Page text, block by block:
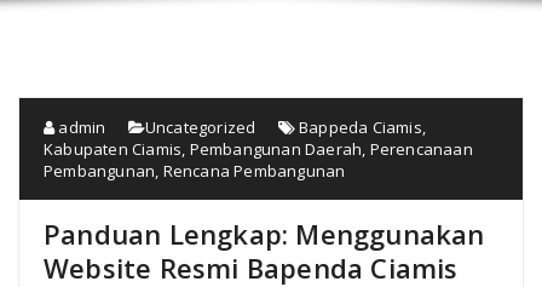
admin Uncategorized Bappeda Ciamis
Kabupaten Ciamis Pembangunan Daerah Perencanaan
Pembangunan Rencana Pembangunan
Panduan Lengkap: Menggunakan
Website Resmi Bapenda Ciamis